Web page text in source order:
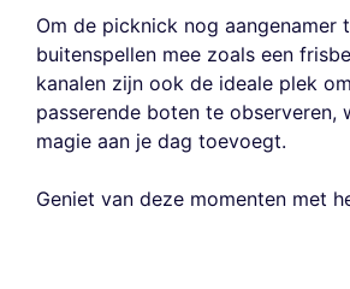
Om de picknick nog aangenamer
buitenspellen mee zoals een
kanalen zijn ook de ideale plek
passerende boten te observeren,
magie aan je dag toevoegt.
Geniet van deze momenten met